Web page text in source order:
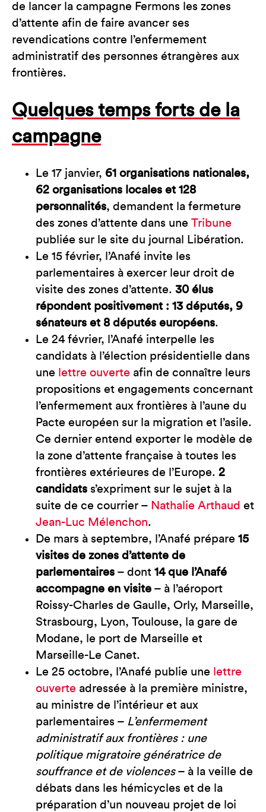
de lancer la campagne Fermons les zones
d’attente afin de faire avancer ses
revendications contre l’enfermement
administratif des personnes étrangères aux
frontières.
Quelques temps forts de la
campagne
Le 17 janvier, 61 organisations nationales,
62 organisations locales et 128
personnalités, demandent la fermeture
des zones d’attente dans une Tribune
publiée sur le site du journal Libération.
Le 15 février, l’Anafé invite les
parlementaires à exercer leur droit de
visite des zones d’attente. 30 élus
répondent positivement : 13 députés, 9
sénateurs et 8 députés européens.
Le 24 février, l’Anafé interpelle les
candidats à l’élection présidentielle dans
une lettre ouverte afin de connaître leurs
propositions et engagements concernant
l’enfermement aux frontières à l’aune du
Pacte européen sur la migration et l’asile.
Ce dernier entend exporter le modèle de
la zone d’attente française à toutes les
frontières extérieures de l’Europe. 2
candidats s’expriment sur le sujet à la
suite de ce courrier – Nathalie Arthaud et
Jean-Luc Mélenchon.
De mars à septembre, l’Anafé prépare 15
visites de zones d’attente de
parlementaires – dont 14 que l’Anafé
accompagne en visite – à l’aéroport
Roissy-Charles de Gaulle, Orly, Marseille,
Strasbourg, Lyon, Toulouse, la gare de
Modane, le port de Marseille et
Marseille-Le Canet.
Le 25 octobre, l’Anafé publie une lettre
ouverte adressée à la première ministre,
au ministre de l’intérieur et aux
parlementaires – L’enfermement
administratif aux frontières : une
politique migratoire génératrice de
souffrance et de violences– à la veille de
débats dans les hémicycles et de la
préparation d’un nouveau projet de loi